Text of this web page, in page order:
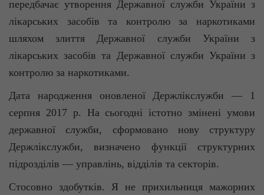
передбачає утворення Державної служби України з
лікарських засобів та контролю за наркотиками
шляхом злиття Державної служби України з
лікарських засобів та Державної служби України з
контролю за наркотиками.
Дата народження оновленої Держлікслужби — 1
серпня 2017 р. На сьогодні істотно змінені умови
державної служби, сформовано нову структуру
Держлікслужби, визначено функції структурних
підрозділів — управлінь, відділів та секторів.
Стосовно здобутків. Я не прихильниця мажорних